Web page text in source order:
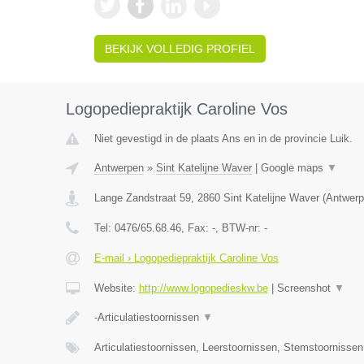
BEKIJK VOLLEDIG PROFIEL
Logopediepraktijk Caroline Vos
Niet gevestigd in de plaats Ans en in de provincie Luik.
Antwerpen» Sint Katelijne Waver| Google maps ▼
Lange Zandstraat 59, 2860 Sint Katelijne Waver(
Tel: 0476/65.68.46, Fax: -, BTW-nr: -
E-mail › Logopediepraktijk Caroline Vos
Website: http://www.logopedieskw.be| Screenshot ▼
-Articulatiestoornissen ▼
Articulatiestoornissen, Leerstoornissen,